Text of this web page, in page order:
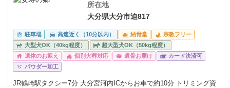
所在地
大分県大分市迫817
駐車場 高速近く（10分以内） 納骨堂
宗教フリー
大型犬OK（40kg程度）
超大型犬OK（50kg程度）
遺体のお迎え
個別火葬対応 遺骨お届け
カード決済可
パウダー加工
JR鶴崎駅タクシー7分 大分宮河内ICからお車で約10分 トリミング資